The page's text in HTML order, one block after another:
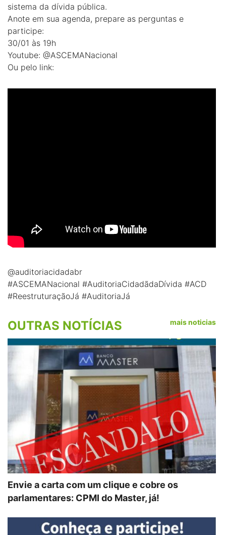
sistema da dívida pública.
Anote em sua agenda, prepare as perguntas e
participe:
30/01 às 19h
Youtube: @ASCEMANacional
Ou pelo link:
@auditoriacidadabr
#ASCEMANacional #AuditoriaCidadãdaDívida #ACD
#ReestruturaçãoJá #AuditoriaJá
OUTRAS NOTÍCIAS mais noticias
Envie a carta com um clique e cobre os
parlamentares: CPMI do Master, já!